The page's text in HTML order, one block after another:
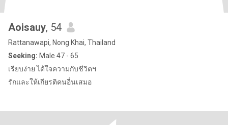
Aoisauy, 54
Rattanawapi, Nong Khai, Thailand
Seeking: Male 47 - 65
เรียบง่าย ได้ใจความกับชีวิตฯ
รักและให้เกียรติคนอื่นเสมอ